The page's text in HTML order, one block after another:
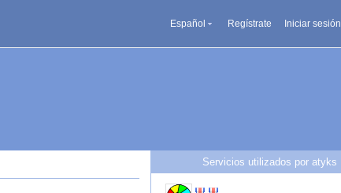
Español Regístrate Iniciar sesión
Servicios utilizados por atyks